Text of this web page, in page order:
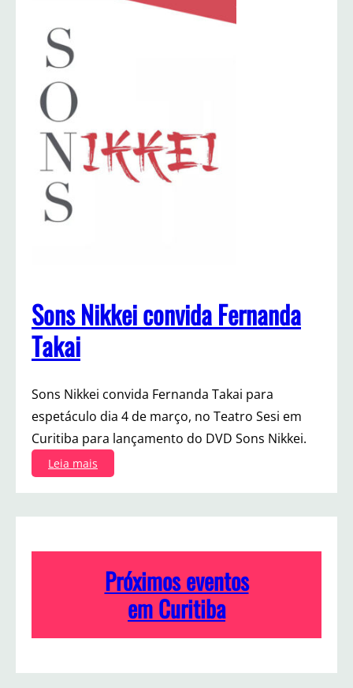
Sons Nikkei convida Fernanda
Takai
Sons Nikkei convida Fernanda Takai para
espetáculo dia 4 de março, no Teatro Sesi em
Curitiba para lançamento do DVD Sons Nikkei.
Leia mais
S
o
n
Próximos eventos
em Curitiba